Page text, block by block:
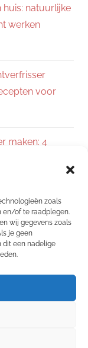
zoals
en/of te raadplegen.
wij gegevens zoals
je geen
dit een nadelige
huis: natuurlijke
werken
voor
maken: 4
4
voor een